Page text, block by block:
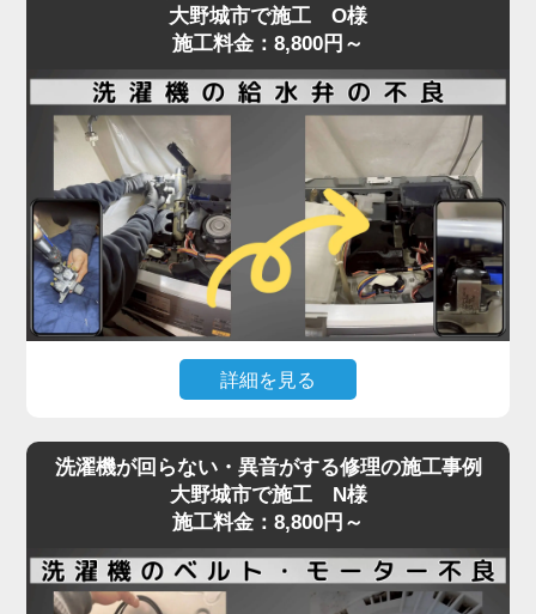
排水・脱水のトラブルは、ぜひお早めにご相談くだ
奥に溜まったホコリや汚れです。
フィルターを掃除しても改善しないときは、手の届
かない乾燥ダクト内部やヒートポンプ周辺に汚れが
詰まっている可能性が高く、自力での対応が難しい
状態です。
実際の現場では、数年分のホコリや繊維クズが乾燥
経路を完全に塞ぎ、熱風が循環できず乾燥が不完全
になるケースが多数見られます。
そのまま放置すると、ヒートポンプの故障や基板へ
の負担にもつながり、最悪の場合高額修理や買い替
えの原因にもなります。「家電の達人」では、ドラ
ム式洗濯機の乾燥不良トラブルに対し、分解による
ニングを実施。
最短即日対応で、内部の詰まりを根本から取り除
き、乾燥力をしっかり回復させます。
乾かないと感じたら、お早めにプロの手での点検・
洗浄をご検討ください。
大野城市で施工 O様
施工料金：8,800円～
詳細を見る
ロしか出ないといった症状は、「蛇口は開いている
のに洗濯が始まらない」状態として、多くのお客様
からご相談をいただくトラブルのひとつです。
この原因の多くは、洗濯機内部の給水弁（電磁弁）
に異常があることがほとんど。
洗濯機が回らない・異音がする修理の施工事例
大野城市で施工 N様
施工料金：8,800円～